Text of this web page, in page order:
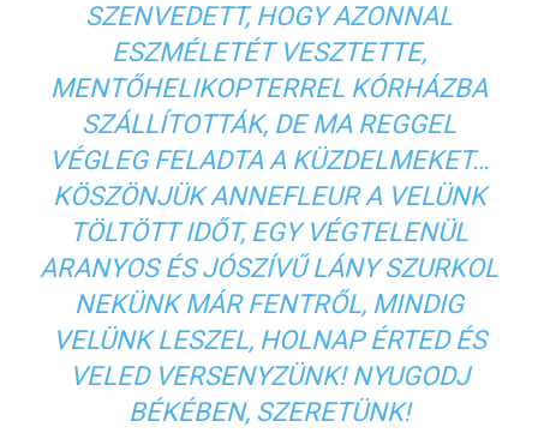
SZENVEDETT, HOGY AZONNAL
ESZMÉLETÉT VESZTETTE,
MENTŐHELIKOPTERREL KÓRHÁZBA
SZÁLLÍTOTTÁK, DE MA REGGEL
VÉGLEG FELADTA A KÜZDELMEKET…
KÖSZÖNJÜK ANNEFLEUR A VELÜNK
TÖLTÖTT IDŐT, EGY VÉGTELENÜL
ARANYOS ÉS JÓSZÍVŰ LÁNY SZURKOL
NEKÜNK MÁR FENTRŐL, MINDIG
VELÜNK LESZEL, HOLNAP ÉRTED ÉS
VELED VERSENYZÜNK! NYUGODJ
BÉKÉBEN, SZERETÜNK!